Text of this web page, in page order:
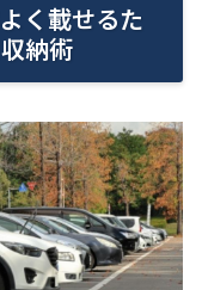
く載せるた
納術